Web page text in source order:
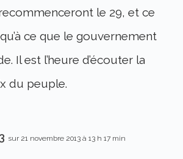
le 29, et ce
ce que le gouvernement
Il est l’heure d’écouter la
du peuple.
sur 21 novembre 2013 à 13 h 17 min